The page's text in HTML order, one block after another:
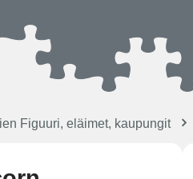
Figuuri, eläimet, kaupungit